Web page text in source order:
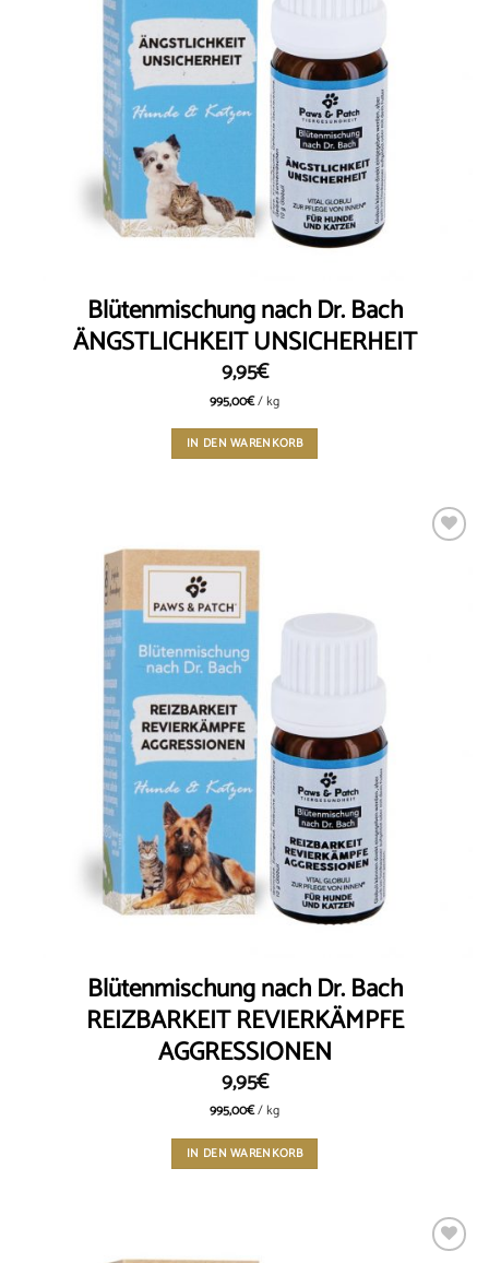
Blütenmischung nach Dr. Bach
ÄNGSTLICHKEIT UNSICHERHEIT
9,95€
995,00€/kg
IN DEN WARENKORB
Blütenmischung nach Dr. Bach
REIZBARKEIT REVIERKÄMPFE
AGGRESSIONEN
9,95€
995,00€/kg
IN DEN WARENKORB